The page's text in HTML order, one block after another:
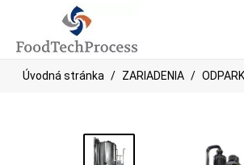
Úvodná stránka ZARIADENIA